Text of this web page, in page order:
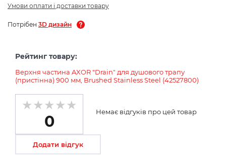
Умови оплати і доставки товару
Потрібен 3D дизайн
Рейтинг товару:
Верхня частина AXOR "Drain" для душового трапу
(пристінна) 900 мм, Brushed Stainless Steel (42527800)
0
Немає відгуків про цей товар
Додати відгук